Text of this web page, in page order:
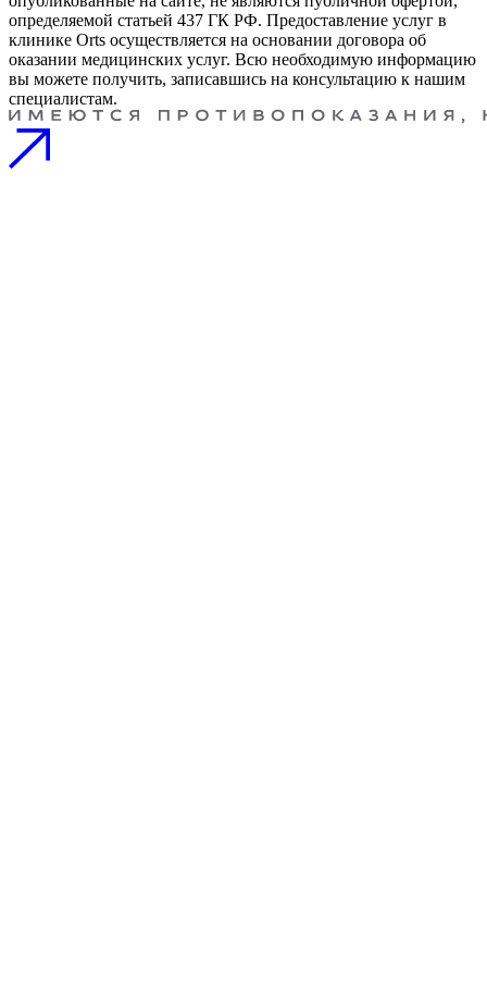
определяемой статьей 437 ГК РФ. Предоставление услуг в
клинике Orts осуществляется на основании договора об
оказании медицинских услуг. Всю необходимую информацию
вы можете получить, записавшись на консультацию к нашим
специалистам.